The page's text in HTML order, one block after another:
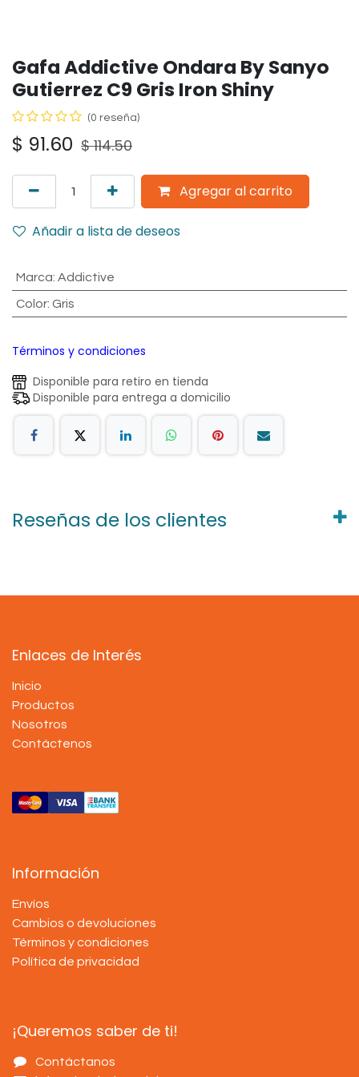
Gafa Addictive Ondara By Sanyo
Gutierrez C9 Gris Iron Shiny
(0 reseña)
$ 91.60 $114.50
Agregar al carrito
Añadir a lista de deseos
Marca: Addictive
Color: Gris
Términos y condiciones
Disponible para retiro en tienda
Disponible para entrega a domicilio
Reseñas de los clientes
Enlaces de Interés
Inicio
Productos
Nosotros
Contáctenos
Información
Envíos
Cambios o devoluciones
Términos y condiciones
Política de privacidad
¡Queremos saber de ti!
Contáctanos